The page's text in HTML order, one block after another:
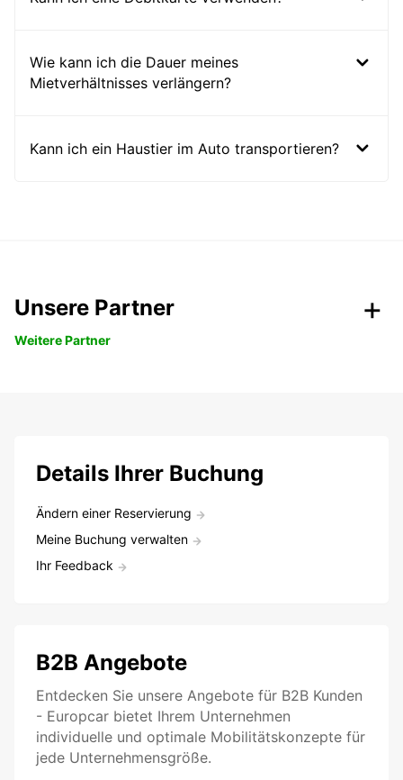
Wie kann ich die Dauer meines
Mietverhältnisses verlängern?
Kann ich ein Haustier im Auto transportieren?
Unsere Partner
Weitere Partner
Details Ihrer Buchung
Ändern einer Reservierung
Meine Buchung verwalten
Ihr Feedback
B2B Angebote
Entdecken Sie unsere Angebote für B2B Kunden
- Europcar bietet Ihrem Unternehmen
individuelle und optimale Mobilitätskonzepte für
jede Unternehmensgröße.